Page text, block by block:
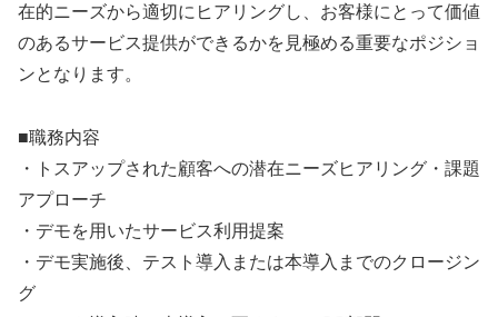
在的ニーズから適切にヒアリングし、お客様にとって価値
のあるサービス提供ができるかを見極める重要なポジショ
ンとなります。
■職務内容
・トスアップされた顧客への潜在ニーズヒアリング・課題
アプローチ
・デモを用いたサービス利用提案
・デモ実施後、テスト導入または本導入までのクロージン
グ